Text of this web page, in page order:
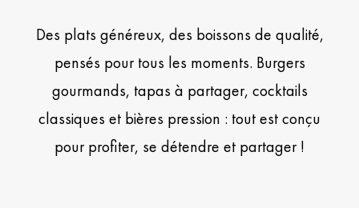
Des plats généreux, des boissons de qualité,
pensés pour tous les moments. Burgers
gourmands, tapas à partager, cocktails
classiques et bières pression : tout est conçu
pour profiter, se détendre et partager !